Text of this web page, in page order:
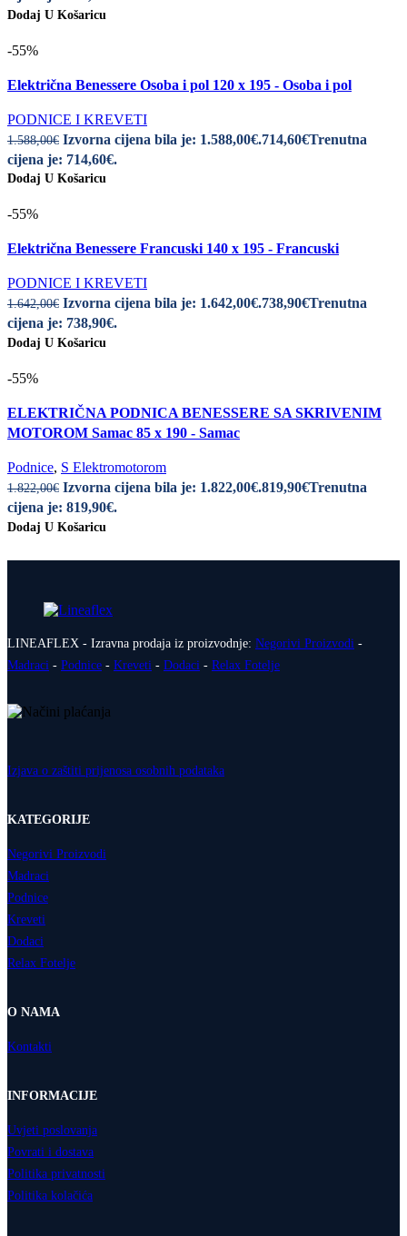
Dodaj U Košaricu
-55%
Električna Benessere Osoba i pol 120 x 195 - Osoba i pol
PODNICE I KREVETI
1.588,00€ Izvorna cijena bila je: 1.588,00€.714,60€Trenutna
cijena je: 714,60€.
Dodaj U Košaricu
-55%
Električna Benessere Francuski 140 x 195 - Francuski
PODNICE I KREVETI
1.642,00€ Izvorna cijena bila je: 1.642,00€.738,90€Trenutna
cijena je: 738,90€.
Dodaj U Košaricu
-55%
ELEKTRIČNA PODNICA BENESSERE SA SKRIVENIM
MOTOROM Samac 85 x 190 - Samac
Podnice, S Elektromotorom
1.822,00€ Izvorna cijena bila je: 1.822,00€.819,90€Trenutna
cijena je: 819,90€.
Dodaj U Košaricu
LINEAFLEX - Izravna prodaja iz proizvodnje: Negorivi Proizvodi -
Madraci - Podnice - Kreveti - Dodaci - Relax Fotelje
Izjava o zaštiti prijenosa osobnih podataka
KATEGORIJE
Negorivi Proizvodi
Madraci
Podnice
Kreveti
Dodaci
Relax Fotelje
O NAMA
Kontakti
INFORMACIJE
Uvjeti poslovanja
Povrati i dostava
Politika privatnosti
Politika kolačića